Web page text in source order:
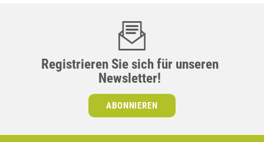
Registrieren Sie sich für unseren
Newsletter!
ABONNIEREN